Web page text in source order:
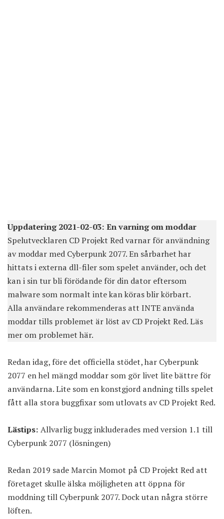
Uppdatering 2021-02-03: En varning om moddar
Spelutvecklaren CD Projekt Red varnar för användning
av moddar med Cyberpunk 2077. En sårbarhet har
hittats i externa dll-filer som spelet använder, och det
kan i sin tur bli förödande för din dator eftersom
malware som normalt inte kan köras blir körbart.
Alla användare rekommenderas att INTE använda
moddar tills problemet är löst av CD Projekt Red.Läs
mer om problemet här.
Redan idag, före det officiella stödet, har Cyberpunk
2077 en hel mängd moddar som gör livet lite bättre för
användarna. Lite som en konstgjord andning tills spelet
fått alla stora buggfixar som utlovats av CD Projekt Red.
Lästips: Allvarlig bugg inkluderades med version 1.1 till
Cyberpunk 2077 (lösningen)
Redan 2019 sade Marcin Momot på CD Projekt Red att
företaget skulle älska möjligheten att öppna för
moddning till Cyberpunk 2077. Dock utan några större
löften.